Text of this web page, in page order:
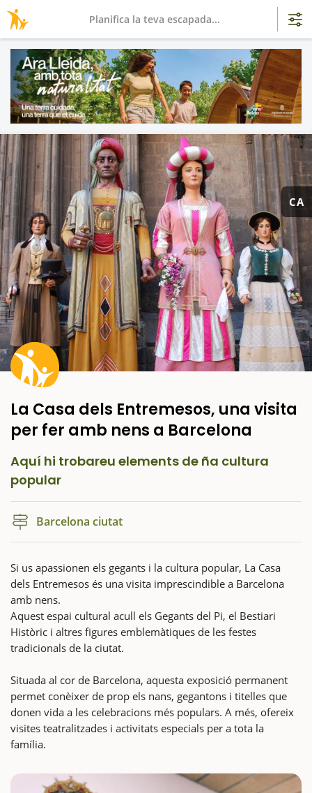
CA
La Casa dels Entremesos, una visita
per fer amb nens a Barcelona
Aquí hi trobareu elements de ña cultura
popular
Barcelona ciutat
Si us apassionen els gegants i la cultura popular, La Casa
dels Entremesos és una visita imprescindible a Barcelona
amb nens.
Aquest espai cultural acull els Gegants del Pi, el Bestiari
Històric i altres figures emblemàtiques de les festes
tradicionals de la ciutat.
Situada al cor de Barcelona, aquesta exposició permanent
permet conèixer de prop els nans, gegantons i titelles que
donen vida a les celebracions més populars. A més, ofereix
visites teatralitzades i activitats especials per a tota la
família.
Planifica la teva escapada...